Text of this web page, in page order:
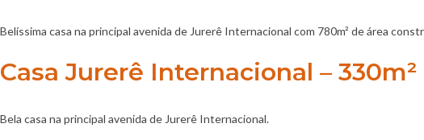
Belíssima casa na principal avenida de Jurerê Internacional com 780m² de área
Casa Jurerê Internacional – 330m²
Bela casa na principal avenida de Jurerê Internacional.